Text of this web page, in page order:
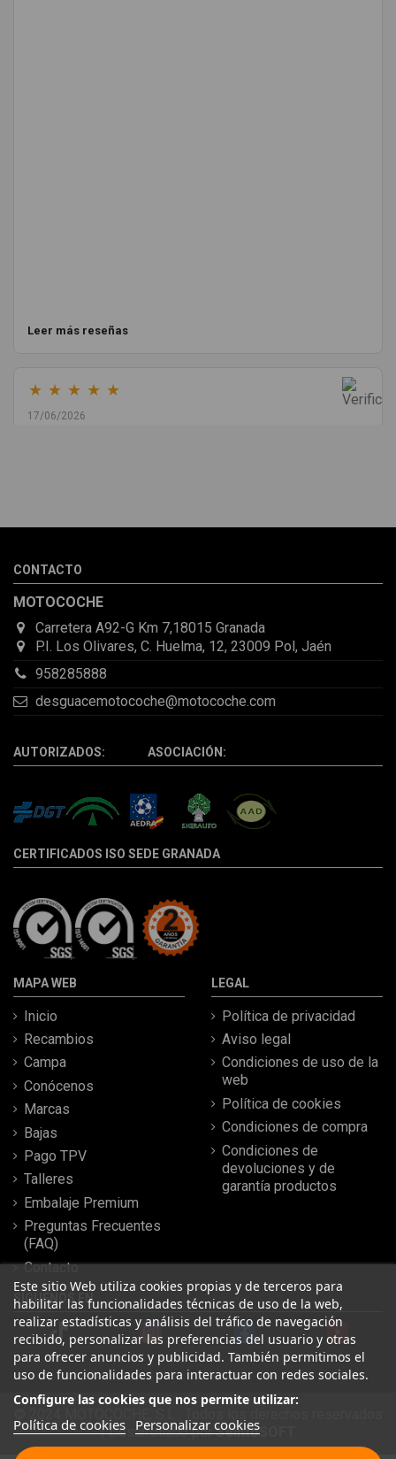
Leer más reseñas
★ ★ ★ ★ ★
17/06/2026
la pieza llegó correcta y bien embalada, además de llegarme 2
Leer más reseñas
CONTACTO
MOTOCOCHE
Carretera A92-G Km 7,18015 Granada
P.I. Los Olivares, C. Huelma, 12, 23009 Pol, Jaén
958285888
desguacemotocoche@motocoche.com
AUTORIZADOS: ASOCIACIÓN:
CERTIFICADOS ISO SEDE GRANADA
MAPA WEB
Inicio
Recambios
Campa
Conócenos
Marcas
Bajas
Pago TPV
Talleres
Embalaje Premium
Preguntas Frecuentes
(FAQ)
Contacto
LEGAL
Política de privacidad
Aviso legal
Condiciones de uso de la
web
Política de cookies
Condiciones de compra
Condiciones de
devoluciones y de
garantía productos
Este sitio Web utiliza cookies propias y de terceros para
habilitar las funcionalidades técnicas de uso de la web,
realizar estadísticas y análisis del tráfico de navegación
recibido, personalizar las preferencias del usuario y otras
para ofrecer anuncios y publicidad. También permitimos el
uso de funcionalidades para interactuar con redes sociales.
Configure las cookies que nos permite utilizar:
Política de cookies Personalizar cookies
SÍGUENOS EN
| Desarrollado porSeintoSOFT